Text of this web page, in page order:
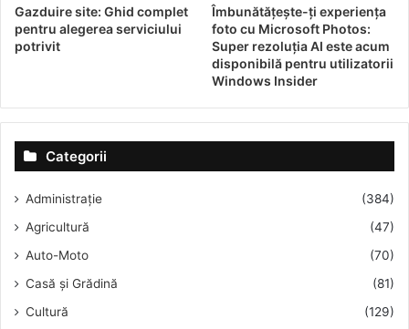
turnare ceară/rășini)
Creme și geluri cu texturi fine, fără separare ulei-apă
Am observat că unele laboratoare cosmetice renunță
la silicon în favoarea alginatului – avantaj: costuri mai
mici și compatibilitate extinsă cu echipamentele din
Avantajele pentru afacerea ta
Versatilitate multiplă
Siguranță și conformitate
Acceptat în industrii reglementate – alimentar,
Gazduire site: Ghid complet
pentru alegerea serviciului
potrivit
Îmbunătățește-ți experiența
foto cu Microsoft Photos:
Super rezoluția AI este acum
disponibilă pentru utilizatorii
Windows Insider
Categorii
Administrație
(384)
Agricultură
(47)
Auto-Moto
(70)
Casă și Grădină
(81)
Cultură
(129)